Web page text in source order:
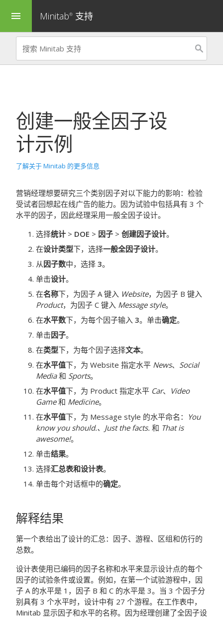
menu Minitab® 支持
创建一般全因子设
计示例
了解关于 Minitab 的更多信息
营销经理想要研究三个类别因子对以下能力的影响：检验
受试者回想起在线广告的能力。因为试验中包括具有 3 个
水平的因子，因此经理采用一般全因子设计。
选择统计 > DOE > 因子 > 创建因子设计。
在设计类型下，选择一般全因子设计。
从因子数中，选择 3。
单击设计。
在名称下，为因子 A 键入 Website，为因子 B 键入
Product，为因子 C 键入 Message style。
在水平数下，为每个因子输入 3。单击确定。
单击因子。
在类型下，为每个因子选择文本。
在水平值下，为 Website 指定水平 News、 Social
Media和 Sports。
在水平值下，为 Product 指定水平 Car、 Video
Game和 Medicine。
在水平值下，为 Message style 的水平命名： You
know you should.、 Just the facts. 和 That is
awesome!。
单击结果。
选择汇总表和设计表。
单击每个对话框中的确定。
解释结果
第一个表给出了设计的汇总：因子、游程、区组和仿行的
总数。
设计表使用已编码的因子名称和水平来显示设计点的每个
因子的试验条件或设置。例如，在第一个试验游程中，因
子 A 的水平是 1，因子 B 和 C 的水平是 3。当 3 个因子分
别具有 3 个水平时，设计中有 27 个游程。在工作表中，
Minitab 显示因子和水平的名称。因为经理创建了全因子设